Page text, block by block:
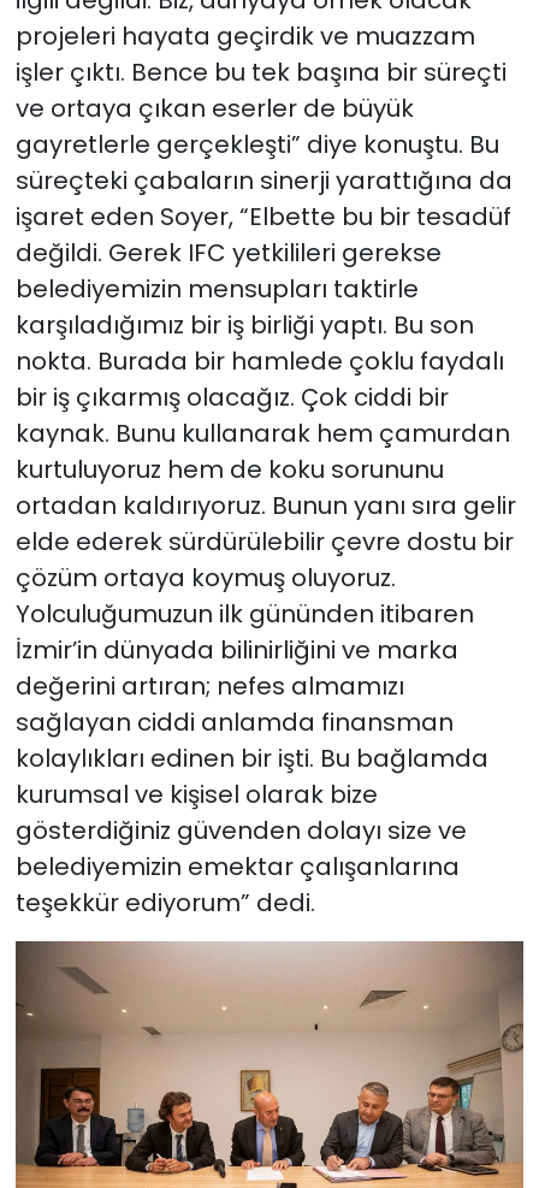
projeleri hayata geçirdik ve muazzam
işler çıktı. Bence bu tek başına bir süreçti
ve ortaya çıkan eserler de büyük
gayretlerle gerçekleşti” diye konuştu. Bu
süreçteki çabaların sinerji yarattığına da
işaret eden Soyer, “Elbette bu bir tesadüf
değildi. Gerek IFC yetkilileri gerekse
belediyemizin mensupları taktirle
karşıladığımız bir iş birliği yaptı. Bu son
nokta. Burada bir hamlede çoklu faydalı
bir iş çıkarmış olacağız. Çok ciddi bir
kaynak. Bunu kullanarak hem çamurdan
kurtuluyoruz hem de koku sorununu
ortadan kaldırıyoruz. Bunun yanı sıra gelir
elde ederek sürdürülebilir çevre dostu bir
çözüm ortaya koymuş oluyoruz.
Yolculuğumuzun ilk gününden itibaren
İzmir’in dünyada bilinirliğini ve marka
değerini artıran; nefes almamızı
sağlayan ciddi anlamda finansman
kolaylıkları edinen bir işti. Bu bağlamda
kurumsal ve kişisel olarak bize
gösterdiğiniz güvenden dolayı size ve
belediyemizin emektar çalışanlarına
teşekkür ediyorum” dedi.